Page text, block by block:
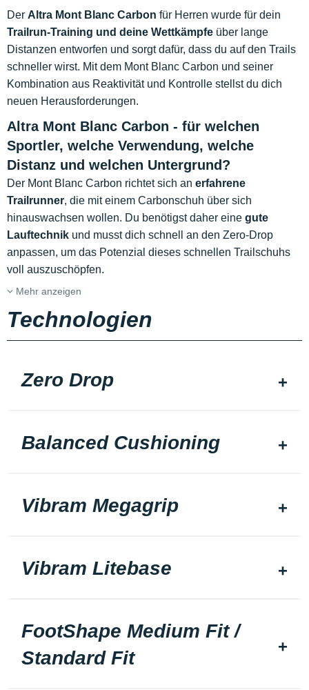
Der Altra Mont Blanc Carbon für Herren wurde für dein
Trailrun-Training und deine Wettkämpfe über lange
Distanzen entworfen und sorgt dafür, dass du auf den Trails
schneller wirst. Mit dem Mont Blanc Carbon und seiner
Kombination aus Reaktivität und Kontrolle stellst du dich
neuen Herausforderungen.
Altra Mont Blanc Carbon - für welchen
Sportler, welche Verwendung, welche
Distanz und welchen Untergrund?
Der Mont Blanc Carbon richtet sich an erfahrene
Trailrunner, die mit einem Carbonschuh über sich
hinauswachsen wollen. Du benötigst daher eine gute
Lauftechnik und musst dich schnell an den Zero-Drop
anpassen, um das Potenzial dieses schnellen Trailschuhs
voll auszuschöpfen.
Mehr anzeigen
Technologien
Zero Drop
Balanced Cushioning
Vibram Megagrip
Vibram Litebase
FootShape Medium Fit /
Standard Fit